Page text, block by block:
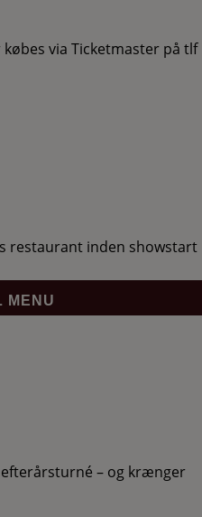
via Ticketmaster på tlf
restaurant inden showstart
MENU
– og krænger